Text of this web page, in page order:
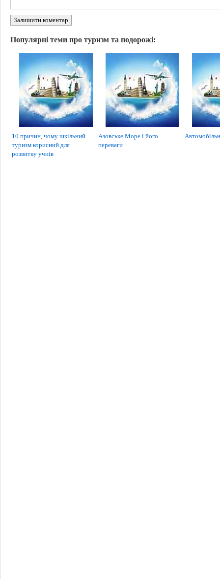
Залишити коментар
Популярні теми про туризм та подорожі:
10 причин, чому шкільний
туризм корисний для
розвитку учнів
Азовське Море і його
переваги